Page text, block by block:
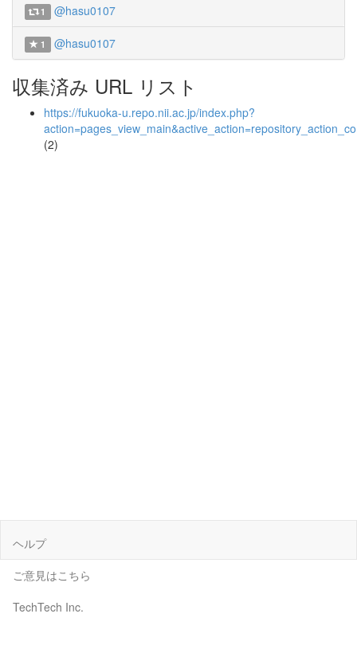
1 @hasu0107
1 @hasu0107
収集済み URL リスト
https://fukuoka-u.repo.nii.ac.jp/index.php?
(2)
ヘルプ
ご意見はこちら
TechTech Inc.